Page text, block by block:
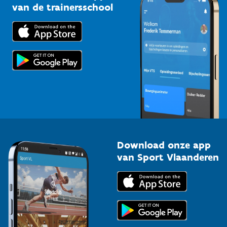
Bedrijven
Trainers en begeleiders
Topsporters
Downloads
Voor de pers
van de trainersschool
Download onze app
van Sport Vlaanderen